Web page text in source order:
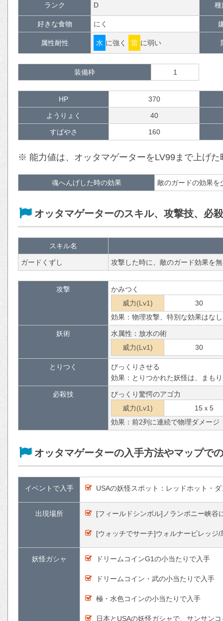
ランク D 種
好きな食物 にく
属性耐性 水 に強く 雷 に弱い
装備枠 1
HP 370
ようりょく 40
すばやさ 160
※ 能力値は、オッタマゲーターをLV99まで上げ
魂へんげした時の効果 敵のガードの効果を
オッタマゲーターのスキル、攻撃技、必
スキル名
ガードくずし 攻撃した時に、敵のガード効果を
攻撃
かみつく
威力(Lv1)
30
効果：物理攻撃、特別な効果はなし
妖術
水属性：放水の術
威力(Lv1)
30
とりつく
びっくりさせる
効果：とりつかれた妖怪は、まも
必殺技
びっくり驚愕のアゴ力
威力(Lv1)
15ｘ5
効果：前2列に連続で物理ダメージ
オッタマゲーターの入手方法やマップで
イベントで入手 USAの妖怪スポット：レッドホット・
出現場所 [フィールドシンボル]ノランポニー峡谷
[ウォッチでサーチ]ウォルナービレッジ/
妖怪ガシャ ドリームコインG1の小当たりで入手
ドリームコイン・武の小当たりで入手
極・水色コインの小当たりで入手
日本とUSAの妖怪ガシャで、サンサン